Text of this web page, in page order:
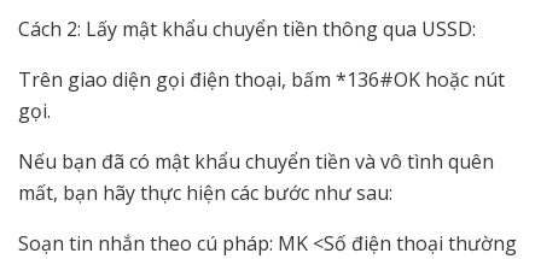
Cách 2: Lấy mật khẩu chuyển tiền thông qua USSD:
Trên giao diện gọi điện thoại, bấm *136#OK hoặc nút
gọi.
Nếu bạn đã có mật khẩu chuyển tiền và vô tình quên
mất, bạn hãy thực hiện các bước như sau:
Soạn tin nhắn theo cú pháp: MK <Số điện thoại thường